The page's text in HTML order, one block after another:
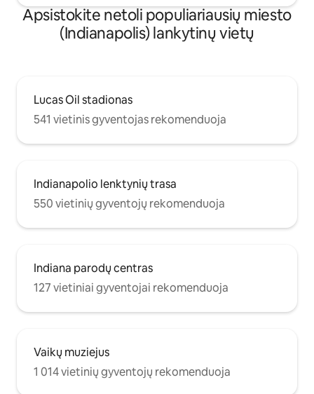
Apsistokite netoli populiariausių miesto
(Indianapolis) lankytinų vietų
Lucas Oil stadionas
541 vietinis gyventojas rekomenduoja
Indianapolio lenktynių trasa
550 vietinių gyventojų rekomenduoja
Indiana parodų centras
127 vietiniai gyventojai rekomenduoja
Vaikų muziejus
1 014 vietinių gyventojų rekomenduoja